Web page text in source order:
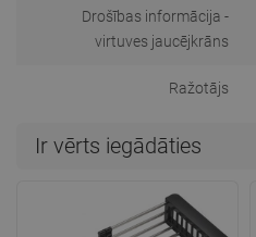
Drošības informācija -
virtuves jaucējkrāns
Ražotājs
Ir vērts iegādāties